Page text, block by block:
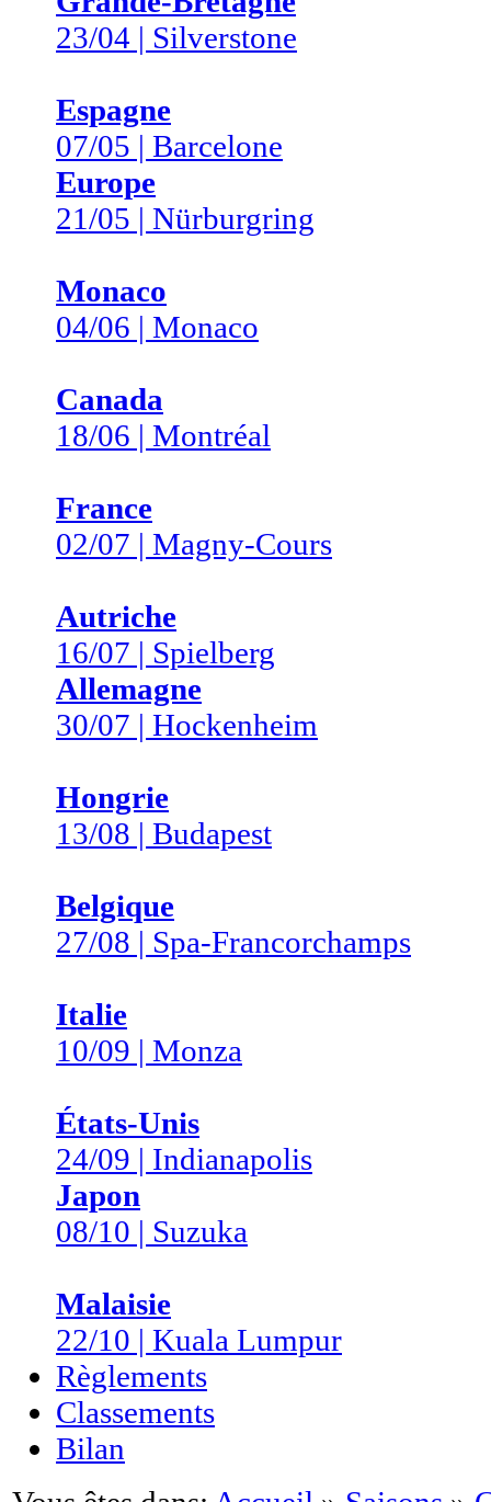
23/04 | Silverstone
Espagne
07/05 | Barcelone
Europe
21/05 | Nürburgring
Monaco
04/06 | Monaco
Canada
18/06 | Montréal
France
02/07 | Magny-Cours
Autriche
16/07 | Spielberg
Allemagne
30/07 | Hockenheim
Hongrie
13/08 | Budapest
Belgique
27/08 | Spa-Francorchamps
Italie
10/09 | Monza
États-Unis
24/09 | Indianapolis
Japon
08/10 | Suzuka
Malaisie
22/10 | Kuala Lumpur
Règlements
Classements
Bilan